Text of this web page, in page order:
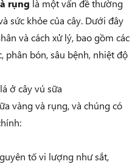
rụng là một vấn đề thường
sức khỏe của cây. Dưới đây
và cách xử lý, bao gồm các
phân bón, sâu bệnh, nhiệt độ
ở cây vú sữa
vàng và rụng, và chúng có
tố vi lượng như sắt,